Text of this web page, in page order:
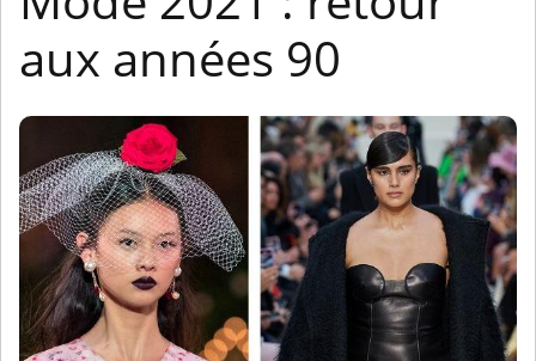
aux années 90